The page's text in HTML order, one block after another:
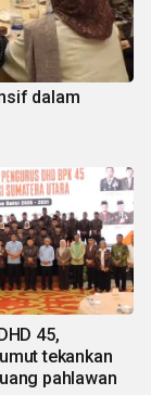
dalam
45,
tekankan
pahlawan